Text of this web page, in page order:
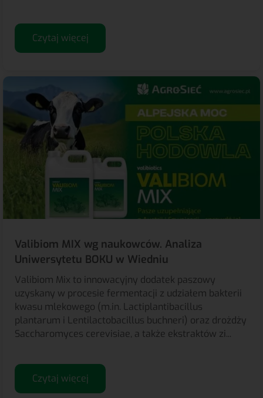
Czytaj więcej
Valibiom MIX wg naukowców. Analiza
Uniwersytetu BOKU w Wiedniu
Valibiom Mix to innowacyjny dodatek paszowy
uzyskany w procesie fermentacji z udziałem bakterii
kwasu mlekowego (m.in. Lactiplantibacillus
plantarum i Lentilactobacillus buchneri) oraz drożdży
Saccharomyces cerevisiae, a także ekstraktów zi...
Czytaj więcej